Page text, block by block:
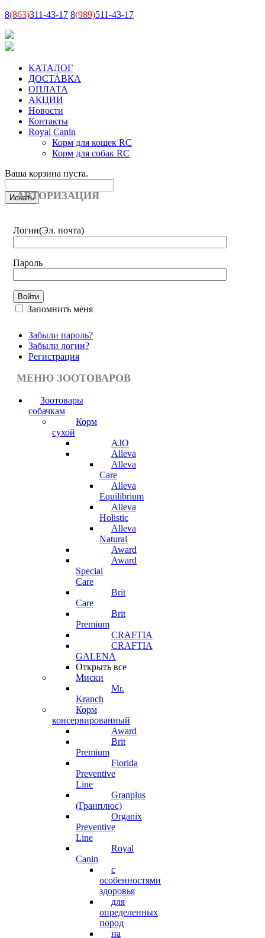
8(863)311-43-17 8(989)511-43-17
КАТАЛОГ
ДОСТАВКА
ОПЛАТА
АКЦИИ
Новости
Контакты
Royal Canin
Корм для кошек RC
Корм для собак RC
Ваша корзина пуста.
АВТОРИЗАЦИЯ
Логин(Эл. почта)
Пароль
Запомнить меня
Забыли пароль?
Забыли логин?
Регистрация
МЕНЮ ЗООТОВАРОВ
Зоотовары
собачкам
Корм
сухой
AJO
Alleva
Alleva
Care
Alleva
Equilibrium
Alleva
Holistic
Alleva
Natural
Award
Award
Special
Care
Brit
Care
Brit
Premium
CRAFTIA
CRAFTIA
GALENA
Открыть все
Миски
Mr.
Kranch
Корм
консервированный
Award
Brit
Premium
Florida
Preventive
Line
Granplus
(Гранплюс)
Organix
Preventive
Line
Royal
Canin
с
особенностями
здоровья
для
определенных
пород
на